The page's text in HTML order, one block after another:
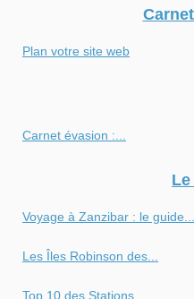
Plan votre site web
Carnet évasion :...
Voyage à Zanzibar : le guide...
Les Îles Robinson des...
Top 10 des Stations...